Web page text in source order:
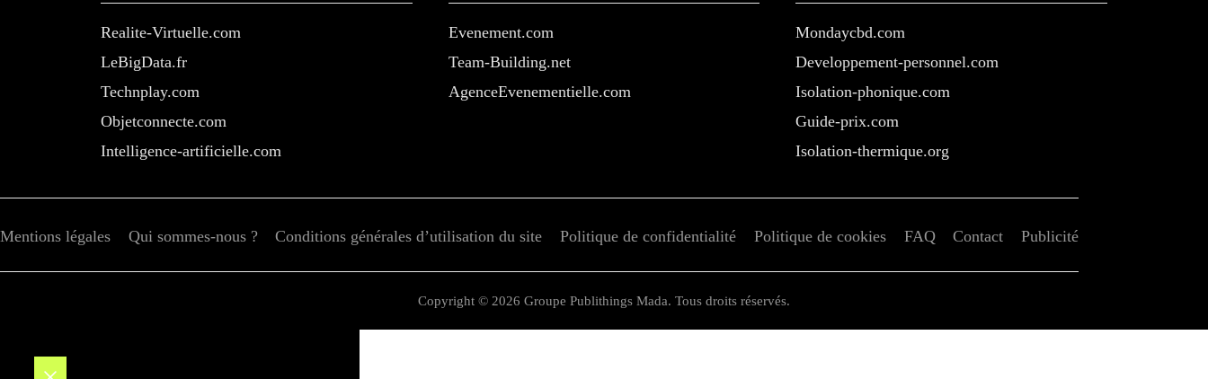
Realite-Virtuelle.com
LeBigData.fr
Technplay.com
Objetconnecte.com
Intelligence-artificielle.com
Evenement.com
Team-Building.net
AgenceEvenementielle.com
Mondaycbd.com
Developpement-personnel.com
Isolation-phonique.com
Guide-prix.com
Isolation-thermique.org
Mentions légales Qui sommes-nous ? Conditions générales d’utilisation du site Politique de confidentialité Politique de cookies FAQ Contact Publicité
Copyright © 2026 Groupe Publithings Mada. Tous droits réservés.